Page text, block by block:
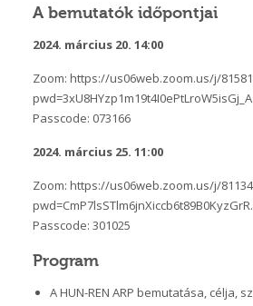
A bemutatók időpontjai
2024. március 20. 14:00
Zoom: https://us06web.zoom.us/j/
Passcode: 073166
2024. március 25. 11:00
Zoom: https://us06web.zoom.us/j/
Passcode: 301025
Program
A HUN-REN ARP bemutatása, célja,